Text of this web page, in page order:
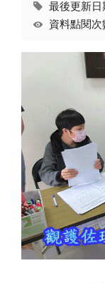
最後更新
資料點閱